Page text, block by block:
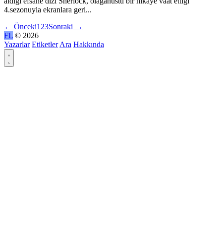
4.sezonuyla ekranlara geri...
← Önceki1 23Sonraki →
FL © 2026
Yazarlar Etiketler Ara Hakkında